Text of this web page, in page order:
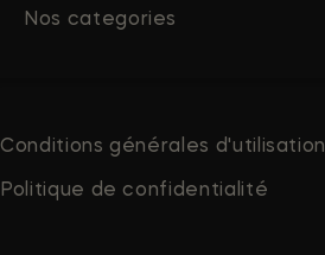
Nos categories
Conditions générales d'utilisation
Politique de confidentialité